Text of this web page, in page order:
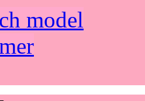
model